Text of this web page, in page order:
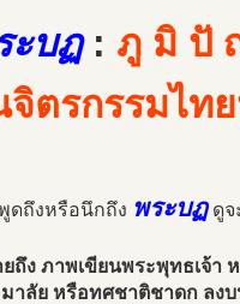
ะบฏ : ภู มิ ปั
จิตรกรรมไท
ดถึงหรือนึกถึง พระบฏดูจ
ถึง ภาพเขียนพระพุทธเจ้า
าลัย หรือทศชาติชาดก ลง